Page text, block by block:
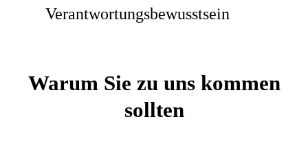
Verantwortungsbewusstsein
Warum Sie zu uns kommen
sollten